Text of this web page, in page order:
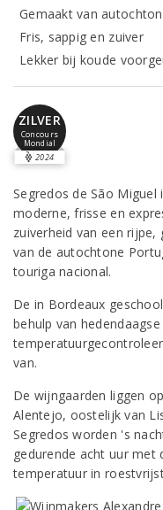
Gemaakt van
Fris, sappig en zuiver
Lekker bij koude
ZILVER
Concours
Mondial
2024
Segredos de São
moderne, frisse en
zuiverheid van een
van de autochtone
touriga nacional.
De in Bordeaux
behulp van
van.
De wijngaarden liggen
Alentejo, oostelijk van
Segredos worden 's
gedurende acht uur met
temperatuur in